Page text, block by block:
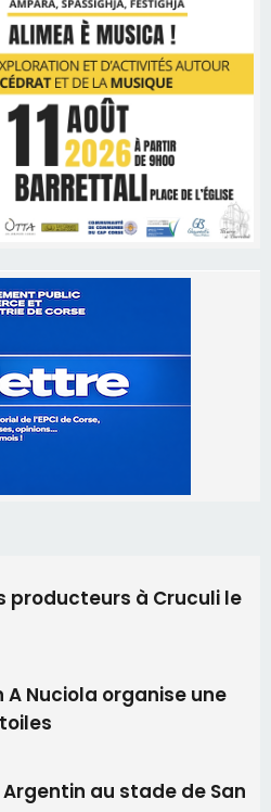
producteurs à Cruculi le
A Nuciola organise une
au stade de San
Sainte-Marie et
end du tournoi du